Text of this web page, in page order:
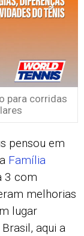
para corridas
pensou em
Família
3 com
melhorias
lugar
aqui a